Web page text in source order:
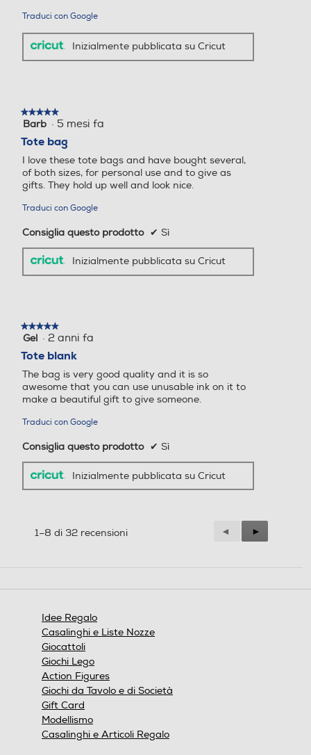
Traduci con Google
Inizialmente pubblicata su Cricut
★★★★★
★★★★★
5
5
stelle.
Barb · 5 mesi fa
Tote bag
I love these tote bags and have bought several,
of both sizes, for personal use and to give as
gifts. They hold up well and look nice.
Traduci con Google
Consiglia questo prodotto ✔ Sì
Inizialmente pubblicata su Cricut
★★★★★
★★★★★
5
5
stelle.
Gel · 2 anni fa
Tote blank
The bag is very good quality and it is so
awesome that you can use unusable ink on it to
make a beautiful gift to give someone.
Traduci con Google
Consiglia questo prodotto ✔ Sì
Inizialmente pubblicata su Cricut
1–8 di 32 recensioni
Precedente
Reviews
◄
Successiva
Reviews
►
Idee Regalo
Casalinghi e Liste Nozze
Giocattoli
Giochi Lego
Action Figures
Giochi da Tavolo e di Società
Gift Card
Modellismo
Casalinghi e Articoli Regalo